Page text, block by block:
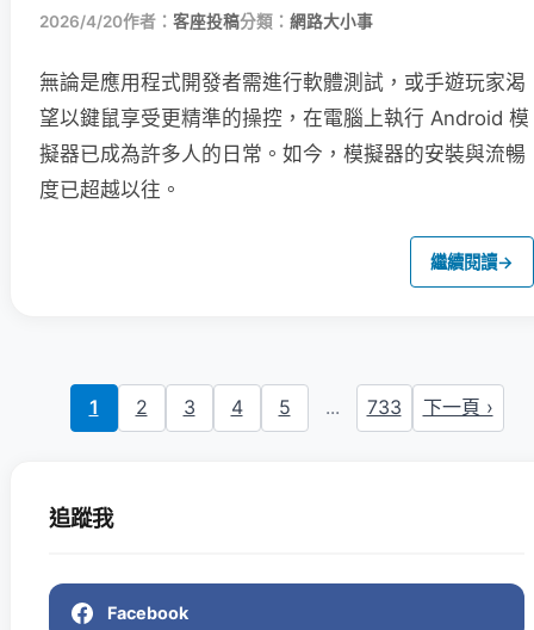
2026/4/20作者： 客座投稿分類： 網路大小事
無論是應用程式開發者需進行軟體測試，或手遊玩家渴
望以鍵鼠享受更精準的操控，在電腦上執行 Android 模
擬器已成為許多人的日常。如今，模擬器的安裝與流暢
度已超越以往。
繼續閱讀→
1 2 3 4 5 ... 733 下一頁 ›
追蹤我
Facebook